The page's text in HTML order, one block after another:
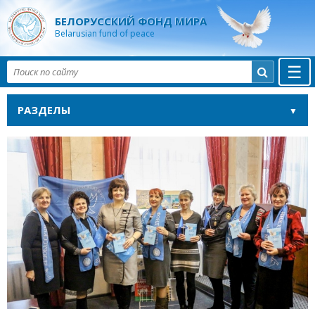
БЕЛОРУССКИЙ ФОНД МИРА
Belarusian fund of peace
☰

РАЗДЕЛЫ